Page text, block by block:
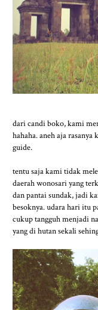
dari candi boko, kami
hahaha. aneh aja
guide.
tentu saja kami tidak
daerah wonosari yang
dan pantai sundak, jadi
besoknya. udara hari itu
cukup tangguh menjadi
yang di hutan sekali